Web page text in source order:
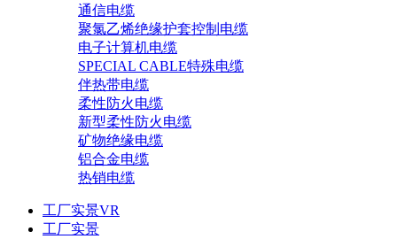
通信电缆
聚氯乙烯绝缘护套控制电缆
电子计算机电缆
SPECIAL CABLE特殊电缆
伴热带电缆
柔性防火电缆
新型柔性防火电缆
矿物绝缘电缆
铝合金电缆
热销电缆
工厂实景VR
工厂实景